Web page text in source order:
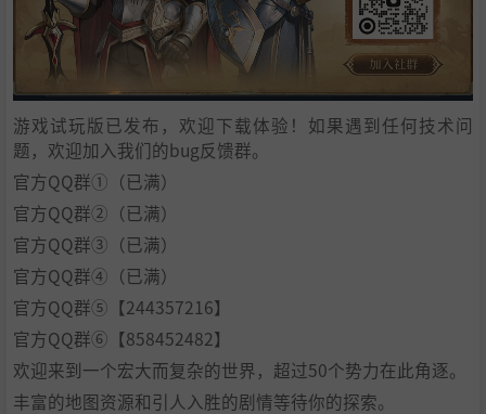
游戏试玩版已发布，欢迎下载体验！如果遇到任何技术问
题，欢迎加入我们的bug反馈群。
官方QQ群①（已满）
官方QQ群②（已满）
官方QQ群③（已满）
官方QQ群④（已满）
官方QQ群⑤【244357216】
官方QQ群⑥【858452482】
欢迎来到一个宏大而复杂的世界，超过50个势力在此角逐。
丰富的地图资源和引人入胜的剧情等待你的探索。